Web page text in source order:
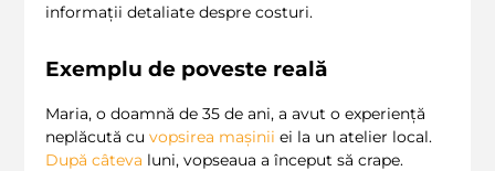
informații detaliate despre costuri.
Exemplu de poveste reală
Maria, o doamnă de 35 de ani, a avut o experiență
neplăcută cu vopsirea mașinii ei la un atelier local.
După câteva luni, vopseaua a început să crape.